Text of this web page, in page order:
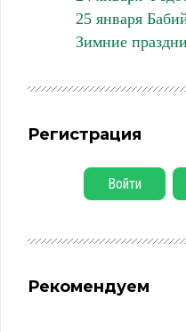
25 января
Зимние
Регистрация
Войти
Рекомендуем